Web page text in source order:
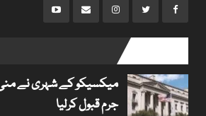
میکسیکو کے شہری نے
جرم قبول کرلیا